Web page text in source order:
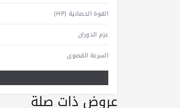
القوة الحصانية (HP)
عزم الدوران
السرعة القصوى
عروض ذات صلة